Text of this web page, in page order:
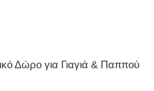
Δώρο για Γιαγιά & Παππού